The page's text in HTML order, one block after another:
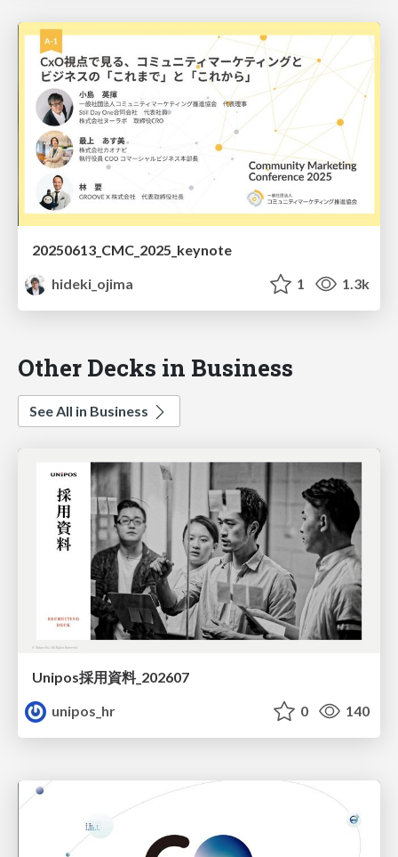
20250613_CMC_2025_keynote
hideki_ojima
1 1.3k
Other Decks in Business
See All in Business
Unipos採用資料_202607
unipos_hr
0 140